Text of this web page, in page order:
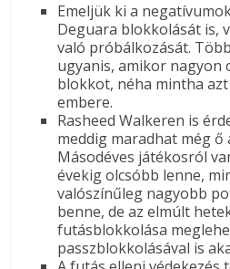
Emeljük ki a
Deguara blokkolását is,
való próbálkozását.
ugyanis, amikor nagyon
blokkot, néha mintha
embere.
Rasheed Walkeren is
meddig maradhat még ő
Másodéves játékosról
évekig olcsóbb lenne,
valószínűleg nagyobb
benne, de az elmúlt
futásblokkolása
passzblokkolásával is